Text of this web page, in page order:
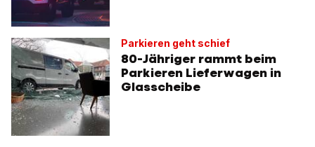
Parkieren geht schief
80-Jähriger rammt beim
Parkieren Lieferwagen in
Glasscheibe